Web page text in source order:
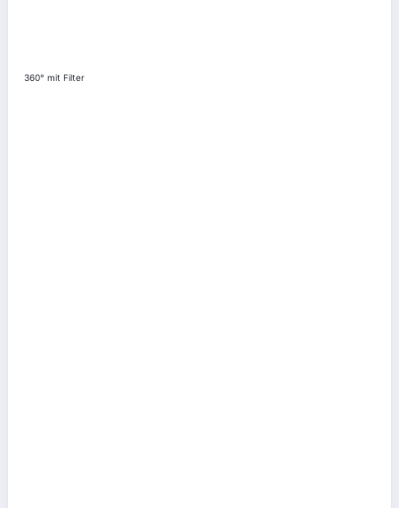
360° mit Filter